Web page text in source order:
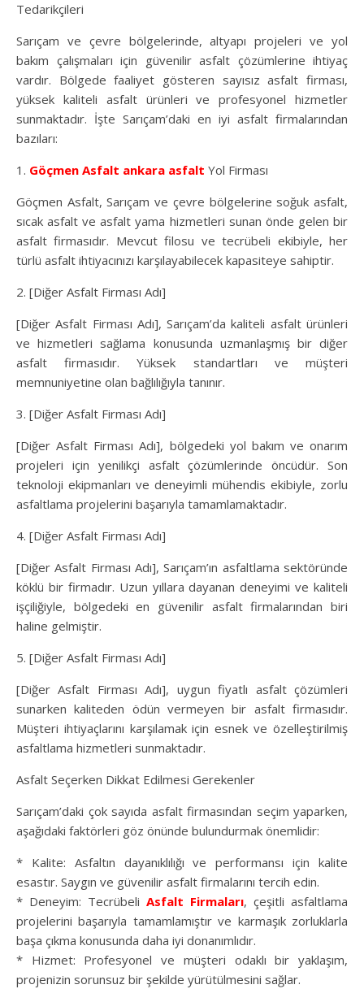
Tedarikçileri
Sarıçam ve çevre bölgelerinde, altyapı projeleri ve yol
bakım çalışmaları için güvenilir asfalt çözümlerine ihtiyaç
vardır. Bölgede faaliyet gösteren sayısız asfalt firması,
yüksek kaliteli asfalt ürünleri ve profesyonel hizmetler
sunmaktadır. İşte Sarıçam’daki en iyi asfalt firmalarından
bazıları:
1. Göçmen Asfalt ankara asfalt Yol Firması
Göçmen Asfalt, Sarıçam ve çevre bölgelerine soğuk asfalt,
sıcak asfalt ve asfalt yama hizmetleri sunan önde gelen bir
asfalt firmasıdır. Mevcut filosu ve tecrübeli ekibiyle, her
türlü asfalt ihtiyacınızı karşılayabilecek kapasiteye sahiptir.
2. [Diğer Asfalt Firması Adı]
[Diğer Asfalt Firması Adı], Sarıçam’da kaliteli asfalt ürünleri
ve hizmetleri sağlama konusunda uzmanlaşmış bir diğer
asfalt firmasıdır. Yüksek standartları ve müşteri
memnuniyetine olan bağlılığıyla tanınır.
3. [Diğer Asfalt Firması Adı]
[Diğer Asfalt Firması Adı], bölgedeki yol bakım ve onarım
projeleri için yenilikçi asfalt çözümlerinde öncüdür. Son
teknoloji ekipmanları ve deneyimli mühendis ekibiyle, zorlu
asfaltlama projelerini başarıyla tamamlamaktadır.
4. [Diğer Asfalt Firması Adı]
[Diğer Asfalt Firması Adı], Sarıçam’ın asfaltlama sektöründe
köklü bir firmadır. Uzun yıllara dayanan deneyimi ve kaliteli
işçiliğiyle, bölgedeki en güvenilir asfalt firmalarından biri
haline gelmiştir.
5. [Diğer Asfalt Firması Adı]
[Diğer Asfalt Firması Adı], uygun fiyatlı asfalt çözümleri
sunarken kaliteden ödün vermeyen bir asfalt firmasıdır.
Müşteri ihtiyaçlarını karşılamak için esnek ve özelleştirilmiş
asfaltlama hizmetleri sunmaktadır.
Asfalt Seçerken Dikkat Edilmesi Gerekenler
Sarıçam’daki çok sayıda asfalt firmasından seçim yaparken,
aşağıdaki faktörleri göz önünde bulundurmak önemlidir:
* Kalite: Asfaltın dayanıklılığı ve performansı için kalite
esastır. Saygın ve güvenilir asfalt firmalarını tercih edin.
* Deneyim: Tecrübeli Asfalt Firmaları, çeşitli asfaltlama
projelerini başarıyla tamamlamıştır ve karmaşık zorluklarla
başa çıkma konusunda daha iyi donanımlıdır.
* Hizmet: Profesyonel ve müşteri odaklı bir yaklaşım,
projenizin sorunsuz bir şekilde yürütülmesini sağlar.